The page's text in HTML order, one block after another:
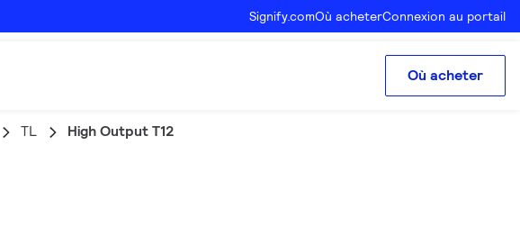
Signify.comOù acheterConnexion au portail
Où acheter
TL High Output T12